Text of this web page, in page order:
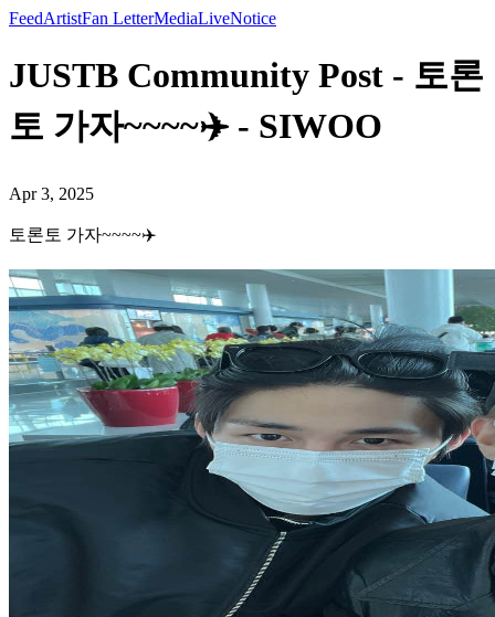
FeedArtistFan LetterMediaLiveNotice
JUSTB Community Post - 토론
토 가자~~~~✈️ - SIWOO
Apr 3, 2025
토론토 가자~~~~✈️